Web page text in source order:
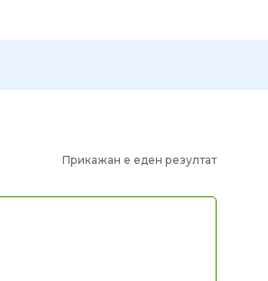
Прикажан е еден резултат